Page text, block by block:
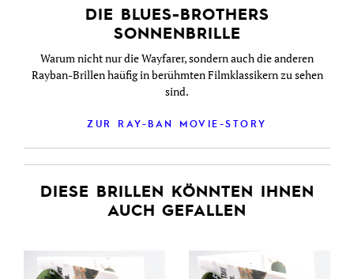
DIE BLUES-BROTHERS
SONNENBRILLE
Warum nicht nur die Wayfarer, sondern auch die anderen
Rayban-Brillen haüfig in berühmten Filmklassikern zu sehen
sind.
ZUR RAY-BAN MOVIE-STORY
DIESE BRILLEN KÖNNTEN IHNEN
AUCH GEFALLEN